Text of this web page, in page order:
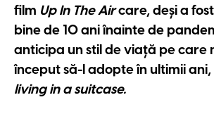
film Up In The Aircare, deși a
bine de 10 ani înainte de
anticipa un stil de viață pe care
început să-l adopte în ultimii ani,
living in a suitcase.